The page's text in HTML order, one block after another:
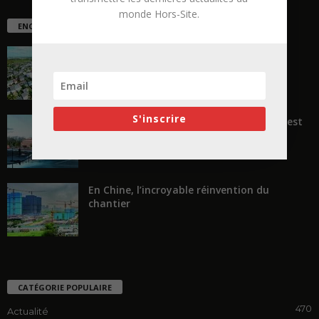
ENCORE PLUS D'ARTICLES
« Transformer plutôt que démolir, ce n’est
pas regarder en arrière...
En Chine, l’incroyable réinvention du
chantier
CATÉGORIE POPULAIRE
Actualité 470
monde Hors-Site.
S'inscrire